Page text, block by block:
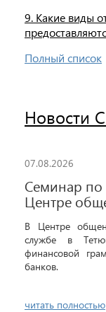
9. Какие виды
Полный список
Новости
07.08.2026
Семинар по
Центре
В Центре
службе в
финансовой
банков.
читать полностью